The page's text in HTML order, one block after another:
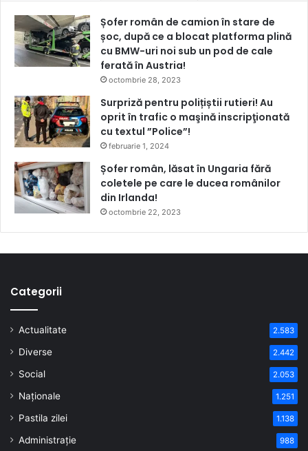
Șofer român de camion în stare de
șoc, după ce a blocat platforma plină
cu BMW-uri noi sub un pod de cale
ferată în Austria!
octombrie 28, 2023
Surpriză pentru polițiștii rutieri! Au
oprit în trafic o maşină inscripţionată
cu textul ”Police”!
februarie 1, 2024
Șofer român, lăsat în Ungaria fără
coletele pe care le ducea românilor
din Irlanda!
octombrie 22, 2023
Categorii
Actualitate 2.583
Diverse 2.442
Social 2.053
Naționale 1.251
Pastila zilei 1.138
Administrație 988